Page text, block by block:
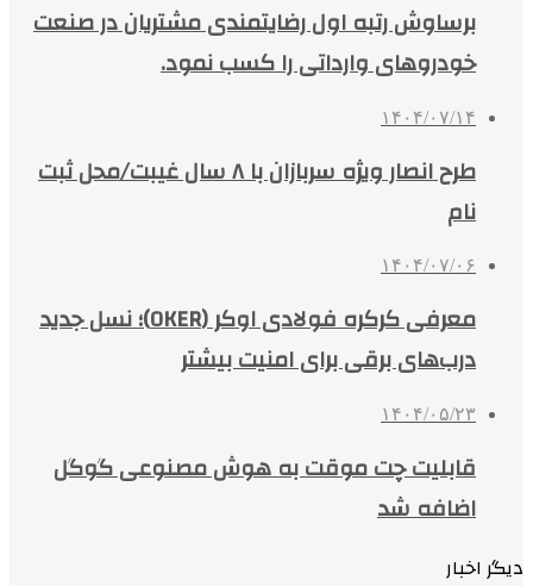
برساوش رتبه اول رضایتمندی مشتریان در صنعت
خودروهای وارداتی را کسب نمود.
۱۴۰۴/۰۷/۱۴
طرح انصار ویژه سربازان با ۸ سال غیبت/محل ثبت
نام
۱۴۰۴/۰۷/۰۶
معرفی کرکره فولادی اوکر (OKER)؛ نسل جدید
درب‌های برقی برای امنیت بیشتر
۱۴۰۴/۰۵/۲۳
قابلیت چت موقت به هوش مصنوعی گوگل
اضافه شد
دیگر اخبار